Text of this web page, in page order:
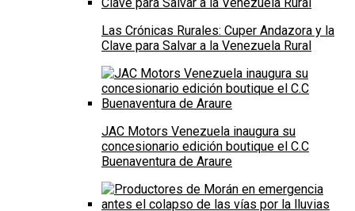
Las Crónicas Rurales: Cuper Andazora y la
Clave para Salvar a la Venezuela Rural
JAC Motors Venezuela inaugura su
concesionario edición boutique el C.C
Buenaventura de Araure